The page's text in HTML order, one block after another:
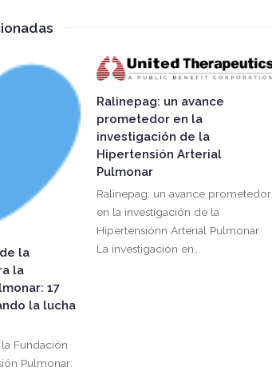
la
la
17
la lucha
Fundación
Pulmonar:
Ralinepag: un avance
prometedor en la
investigación de la
Hipertensión Arterial
Pulmonar
Ralinepag: un avance prometedor
en la investigación de la
Hipertensiónn Arterial Pulmonar
La investigación en…